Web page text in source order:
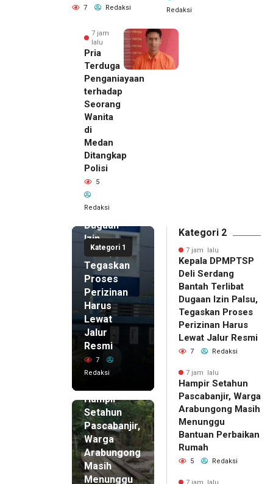
7 Redaksi Redaksi
7 jam
lalu
Pria
Terduga
Penganiayaan
terhadap
Seorang
Wanita
di
Medan
Ditangkap
Polisi
5
Redaksi
Kategori 1
7 jam lalu
Kepala
DPMPTSP
Deli
Serdang
Bantah
Terlibat
Dugaan
Izin
Palsu,
Tegaskan
Proses
Perizinan
Harus
Lewat
Jalur
Resmi
7
Redaksi
Hampir
Setahun
Pascabanjir,
Warga
Arabungong
Masih
Menunggu
Kategori 2
7 jam lalu
Kepala DPMPTSP
Deli Serdang
Bantah Terlibat
Dugaan Izin Palsu,
Tegaskan Proses
Perizinan Harus
Lewat Jalur Resmi
7 Redaksi
7 jam lalu
Hampir Setahun
Pascabanjir, Warga
Arabungong Masih
Menunggu
Bantuan Perbaikan
Rumah
5 Redaksi